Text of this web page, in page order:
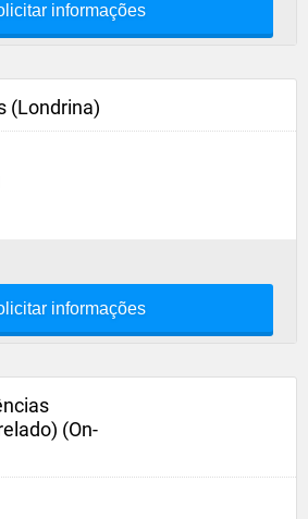
informações
(Londrina)
informações
(On-